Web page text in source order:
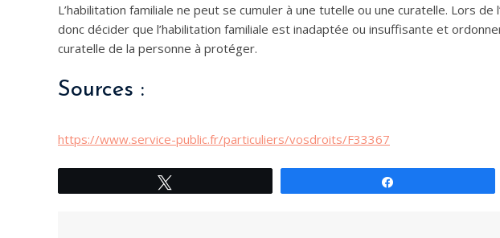
L’habilitation familiale ne peut se cumuler à une tutelle ou une curatelle. Lors
donc décider que l’habilitation familiale est inadaptée ou insuffisante et
curatelle de la personne à protéger.
Sources :
https://www.service-public.fr/particuliers/vosdroits/F33367